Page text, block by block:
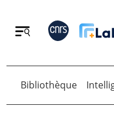
Retour
Bibliothèque